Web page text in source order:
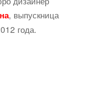
, выпускница
года.